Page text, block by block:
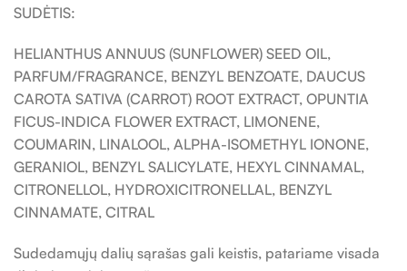
SUDĖTIS:
HELIANTHUS ANNUUS (SUNFLOWER) SEED OIL,
PARFUM/FRAGRANCE, BENZYL BENZOATE, DAUCUS
CAROTA SATIVA (CARROT) ROOT EXTRACT, OPUNTIA
FICUS-INDICA FLOWER EXTRACT, LIMONENE,
COUMARIN, LINALOOL, ALPHA-ISOMETHYL IONONE,
GERANIOL, BENZYL SALICYLATE, HEXYL CINNAMAL,
CITRONELLOL, HYDROXICITRONELLAL, BENZYL
CINNAMATE, CITRAL
Sudedamųjų dalių sąrašas gali keistis, patariame visada